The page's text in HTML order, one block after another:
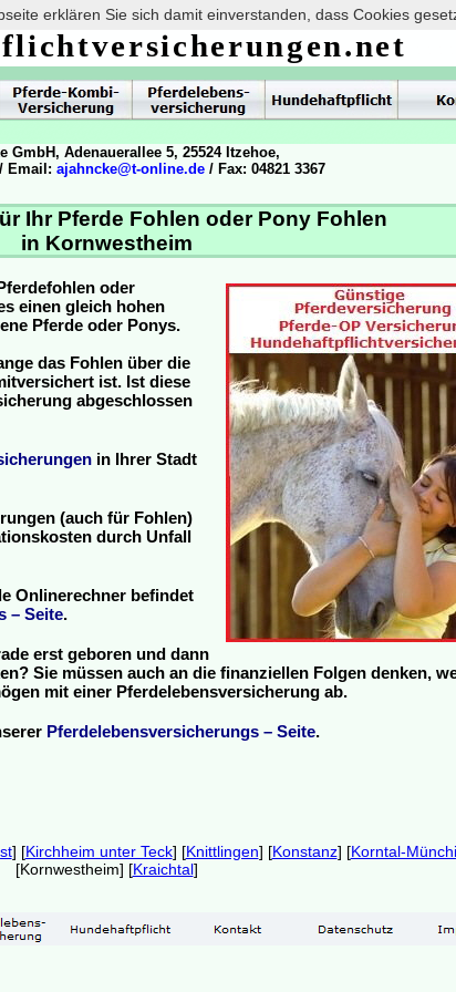
erklären Sie sich damit einverstanden, dass Cookies
Ihr Pferde Fohlen oder Pony Fohlen
in Kornwestheim
oder
einen gleich hohen
Pferde oder Ponys.
das Fohlen über die
ist. Ist diese
abgeschlossen
in Ihrer Stadt
(auch für Fohlen)
durch Unfall
Onlinerechner befindet
– Seite.
erst geboren und dann
Sie müssen auch an die finanziellen Folgen denken,
mit einer Pferdelebensversicherung ab.
Pferdelebensversicherungs – Seite.
GmbH, Adenauerallee 5, 25524 Itzehoe,
Email: ajahncke@t-online.de / Fax: 04821 3367
] [Kirchheim unter Teck] [Knittlingen] [Konstanz] [Korntal-
[Kornwestheim] [Kraichtal]